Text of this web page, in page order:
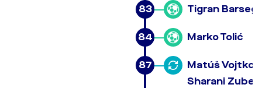
83 Tigran
84 Marko Tolić
87
Matúš Vojtko
Sharani